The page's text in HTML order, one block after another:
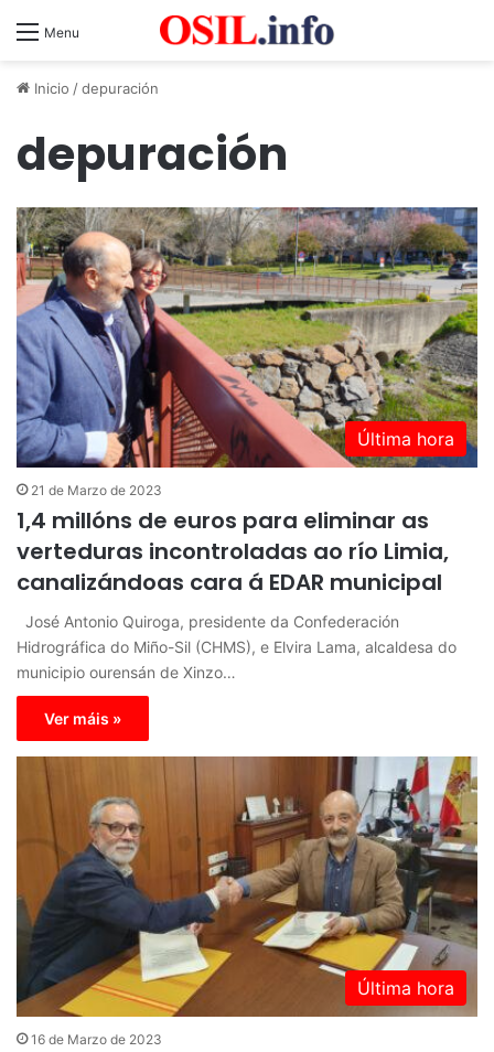
Menu
Inicio /depuración
depuración
Última hora
21 de Marzo de 2023
1,4 millóns de euros para eliminar as
verteduras incontroladas ao río Limia,
canalizándoas cara á EDAR municipal
José Antonio Quiroga, presidente da Confederación
Hidrográfica do Miño-Sil (CHMS), e Elvira Lama, alcaldesa do
municipio ourensán de Xinzo…
Ver máis »
Última hora
16 de Marzo de 2023